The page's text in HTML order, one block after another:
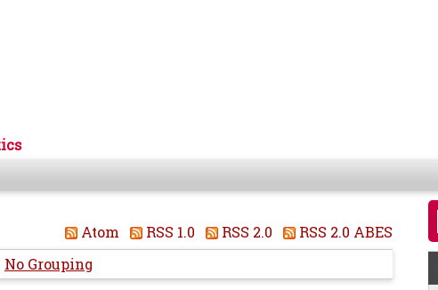
Atom RSS 1.0 RSS 2.0
RSS 2.0 ABES
No Grouping